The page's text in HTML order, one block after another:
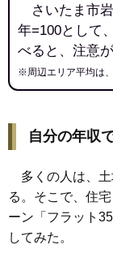
さいたま市
年=100として、
べると、注意
※周辺エリア平均は
自分の年収
多くの人は、土
る。そこで、住
ーン「フラット
してみた。